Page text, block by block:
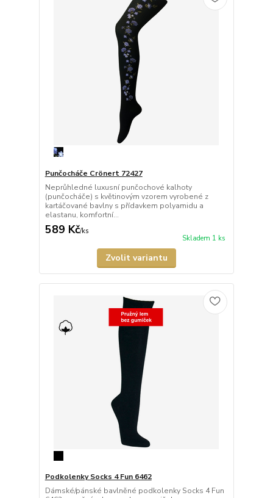
Punčocháče Crönert 72427
Neprůhledné luxusní punčochové kalhoty
(punčocháče) s květinovým vzorem vyrobené z
kartáčované bavlny s přídavkem polyamidu a
elastanu, komfortní...
589 Kč/ks
Skladem 1 ks
Zvolit variantu
Podkolenky Socks 4 Fun 6462
Dámské/pánské bavlněné podkolenky Socks 4 Fun